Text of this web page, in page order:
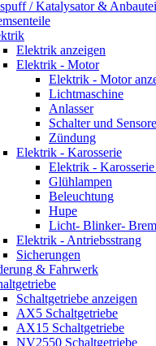
/ Katalysator &
Elektrik anzeigen
Elektrik - Motor
Elektrik - Motor
Lichtmaschine
Anlasser
Schalter und
Zündung
Elektrik - Karosserie
Elektrik - Karosserie
Glühlampen
Beleuchtung
Hupe
Licht- Blinker-
Elektrik - Antriebsstrang
Sicherungen
& Fahrwerk
Schaltgetriebe anzeigen
AX5 Schaltgetriebe
AX15 Schaltgetriebe
NV2550 Schaltgetriebe